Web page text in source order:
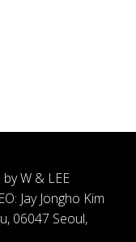
W & LEE
Jay Jongho Kim
06047 Seoul,